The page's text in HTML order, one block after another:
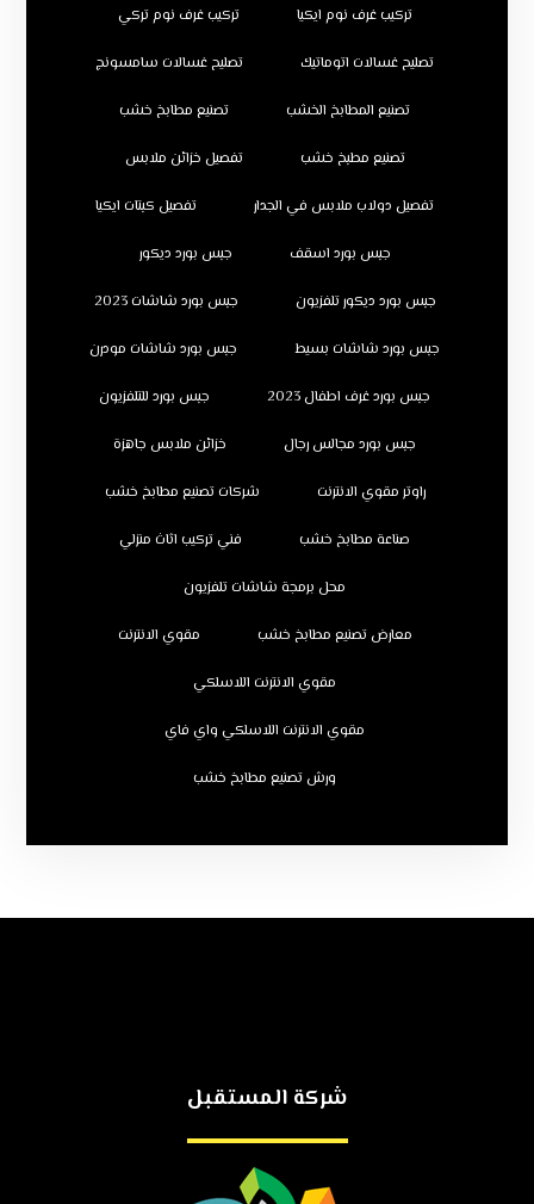
تركيب غرف نوم ايكيا تركيب غرف نوم تركي
تصليح غسالات اتوماتيك تصليح غسالات سامسونج
تصنيع المطابخ الخشب تصنيع مطابخ خشب
تصنيع مطبخ خشب تفصيل خزائن ملابس
تفصيل دولاب ملابس في الجدار تفصيل كبتات ايكيا
جبس بورد اسقف جبس بورد ديكور
جبس بورد ديكور تلفزيون جبس بورد شاشات 2023
جبس بورد شاشات بسيط جبس بورد شاشات مودرن
جبس بورد غرف اطفال 2023 جبس بورد للتلفزيون
جبس بورد مجالس رجال خزائن ملابس جاهزة
راوتر مقوي الانترنت شركات تصنيع مطابخ خشب
صناعة مطابخ خشب فني تركيب اثاث منزلي
محل برمجة شاشات تلفزيون
معارض تصنيع مطابخ خشب مقوي الانترنت
مقوي الانترنت اللاسلكي
مقوي الانترنت اللاسلكي واي فاي
ورش تصنيع مطابخ خشب
شركة المستقبل